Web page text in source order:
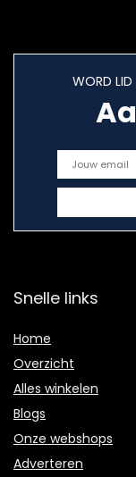
WORD LID
Snelle links
Home
Overzicht
Alles winkelen
Blogs
Onze webshops
Adverteren